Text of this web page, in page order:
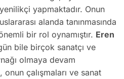
yapmaktadır. Onun
alanda tanınmasında
bir rol oynamıştır. Eren
bile birçok sanatçı ve
olmaya devam
çalışmaları ve sanat